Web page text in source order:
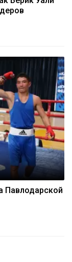
Павлодарской